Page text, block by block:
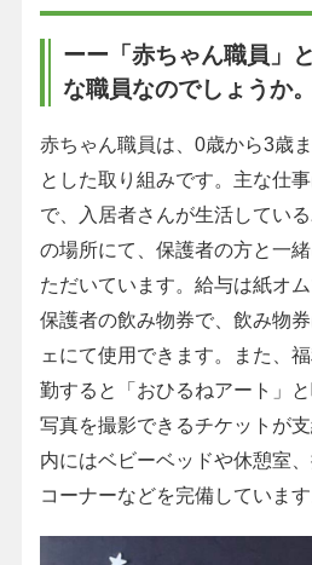
ーー「赤ちゃん職員」
な職員なのでしょうか。
赤ちゃん職員は、0歳から3歳
とした取り組みです。主な仕
で、入居者さんが生活してい
の場所にて、保護者の方と一
ただいています。給与は紙オ
保護者の飲み物券で、飲み物
ェにて使用できます。また、
勤すると「おひるねアート」
写真を撮影できるチケットが
内にはベビーベッドや休憩室
コーナーなどを完備しています